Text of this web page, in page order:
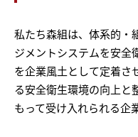
私たち森組は、体系的・
ジメントシステムを安全
を企業風土として定着さ
る安全衛生環境の向上と
もって受け入れられる企